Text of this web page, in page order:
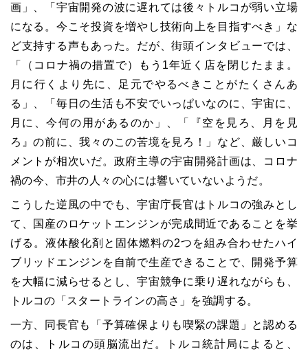
画」、「宇宙開発の波に遅れては後々トルコが弱い立場
になる。今こそ投資を増やし技術向上を目指すべき」な
ど支持する声もあった。だが、街頭インタビューでは、
「（コロナ禍の措置で）もう1年近く店を閉じたまま。
月に行くより先に、足元でやるべきことがたくさんあ
る」、「毎日の生活も不安でいっぱいなのに、宇宙に、
月に、今何の用があるのか」、「『空を見ろ、月を見
ろ』の前に、我々のこの苦境を見ろ！」など、厳しいコ
メントが相次いだ。政府主導の宇宙開発計画は、コロナ
禍の今、市井の人々の心には響いていないようだ。
こうした逆風の中でも、宇宙庁長官はトルコの強みとし
て、国産のロケットエンジンが完成間近であることを挙
げる。液体酸化剤と固体燃料の2つを組み合わせたハイ
ブリッドエンジンを自前で生産できることで、開発予算
を大幅に減らせるとし、宇宙競争に乗り遅れながらも、
トルコの「スタートラインの高さ」を強調する。
一方、同長官も「予算確保よりも喫緊の課題」と認める
のは、トルコの頭脳流出だ。トルコ統計局によると、